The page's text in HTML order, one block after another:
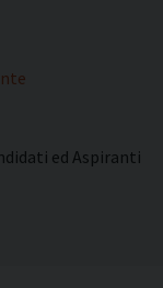
ed Aspiranti